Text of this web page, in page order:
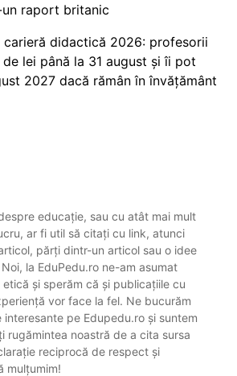
raport britanic
carieră didactică 2026: profesorii
lei până la 31 august și îi pot
2027 dacă rămân în învățământ
educație, sau cu atât mai mult
ar fi util să citați cu link, atunci
părți dintr-un articol sau o idee
la EduPedu.ro ne-am asumat
și sperăm că și publicațiile cu
vor face la fel. Ne bucurăm
pe Edupedu.ro și suntem
rugămintea noastră de a cita sursa
reciprocă de respect și
mulțumim!